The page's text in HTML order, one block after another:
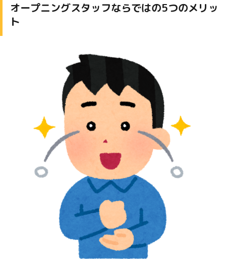
オープニングスタッフならではの5つのメリッ
ト